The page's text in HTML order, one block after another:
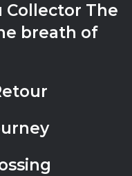
Collector The
breath of